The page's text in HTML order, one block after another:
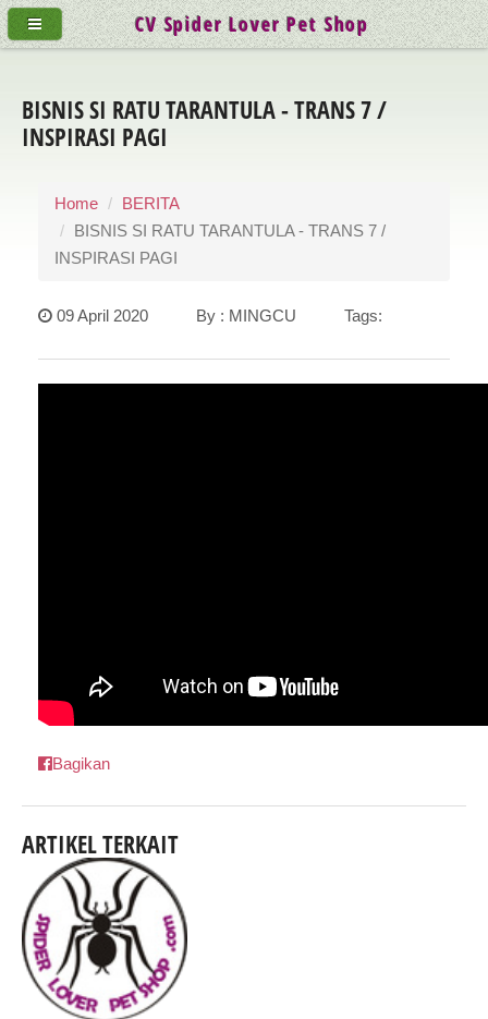
BISNIS SI RATU TARANTULA - TRANS 7 /
INSPIRASI PAGI
Home
BERITA
BISNIS SI RATU TARANTULA - TRANS 7 /
INSPIRASI PAGI
09 April 2020 By : MINGCU Tags:
Bagikan
ARTIKEL TERKAIT
CV Spider Lover Pet Shop